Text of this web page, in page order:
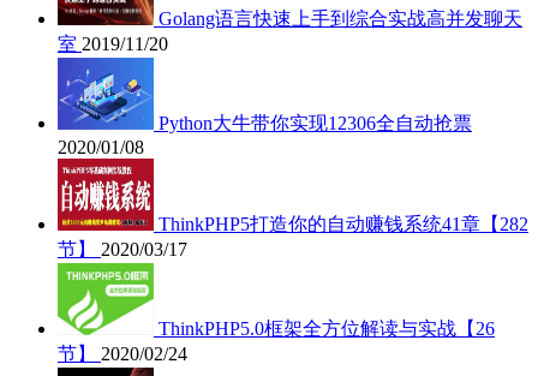
Golang语言快速上手到综合实战高并发聊天
室 2019/11/20
Python大牛带你实现12306全自动抢票
2020/01/08
ThinkPHP5打造你的自动赚钱系统41章【282
节】 2020/03/17
ThinkPHP5.0框架全方位解读与实战【26
节】 2020/02/24